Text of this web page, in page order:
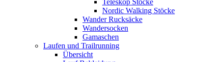
Teleskop Stöcke
Nordic Walking Stöcke
Wander Rucksäcke
Wandersocken
Gamaschen
Laufen und Trailrunning
Übersicht